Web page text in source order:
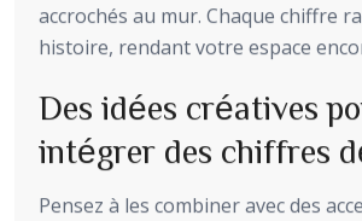
accrochés au mur. Chaque chiffre
histoire, rendant votre espace
Des idées créatives
intégrer des chiffres
Pensez à les combiner avec des